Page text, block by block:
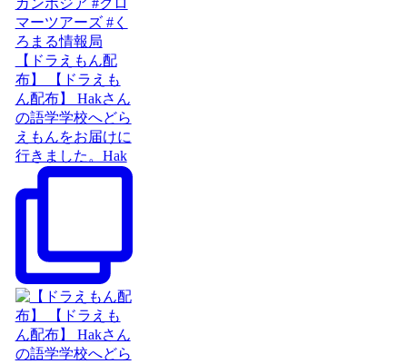
【ドラえもん配
布】 【ドラえも
ん配布】 Hakさん
の語学学校へどら
えもんをお届けに
行きました。Hak